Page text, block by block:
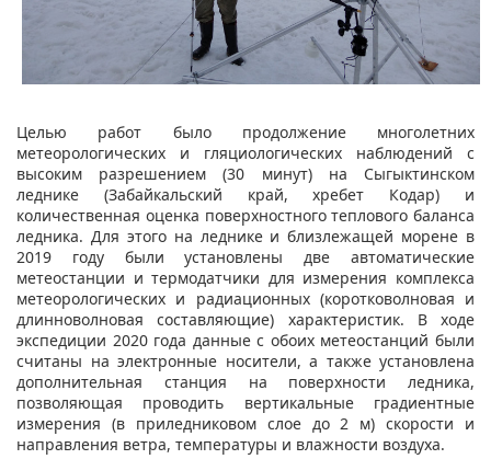
Целью работ было продолжение многолетних
метеорологических и гляциологических наблюдений с
высоким разрешением (30 минут) на Сыгыктинском
леднике (Забайкальский край, хребет Кодар) и
количественная оценка поверхностного теплового баланса
ледника. Для этого на леднике и близлежащей морене в
2019 году были установлены две автоматические
метеостанции и термодатчики для измерения комплекса
метеорологических и радиационных (коротковолновая и
длинноволновая составляющие) характеристик. В ходе
экспедиции 2020 года данные с обоих метеостанций были
считаны на электронные носители, а также установлена
дополнительная станция на поверхности ледника,
позволяющая проводить вертикальные градиентные
измерения (в приледниковом слое до 2 м) скорости и
направления ветра, температуры и влажности воздуха.